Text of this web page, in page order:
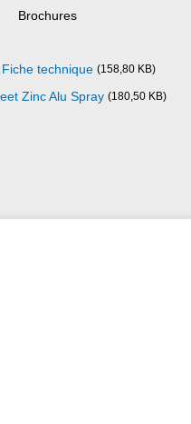
Brochures
technique (158,80 KB)
Zinc Alu Spray (180,50 KB)